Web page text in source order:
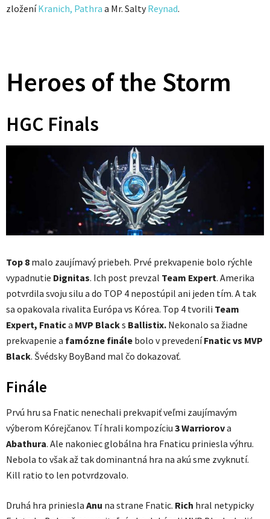
zloženíKranich, Pathra a Mr. SaltyReynad.
Heroes of the Storm
HGC Finals
Top 8 malo zaujímavý priebeh. Prvé prekvapenie bolo rýchle
vypadnutie Dignitas. Ich post prevzal Team Expert. Amerika
potvrdila svoju silu a do TOP 4 nepostúpil ani jeden tím. A tak
sa opakovala rivalita Európa vs Kórea. Top 4 tvorili Team
Expert, Fnatica MVP Blacks Ballistix. Nekonalo sa žiadne
prekvapenie a famózne finále bolo v prevedeníFnatic vs MVP
Black. Švédsky BoyBand mal čo dokazovať.
Finále
Prvú hru sa Fnatic nenechali prekvapiť veľmi zaujímavým
výberom Kórejčanov. Tí hrali kompozíciu 3 Warriorova
Abathura. Ale nakoniec globálna hra Fnaticu priniesla výhru.
Nebola to však až tak dominantná hra na akú sme zvyknutí.
Kill ratio to len potvrdzovalo.
Druhá hra priniesla Anu na strane Fnatic. Rich hral netypicky